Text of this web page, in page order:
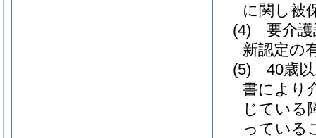
に関し被
(4)
要介
新認定の
(5)
40歳
書により
じている
っている